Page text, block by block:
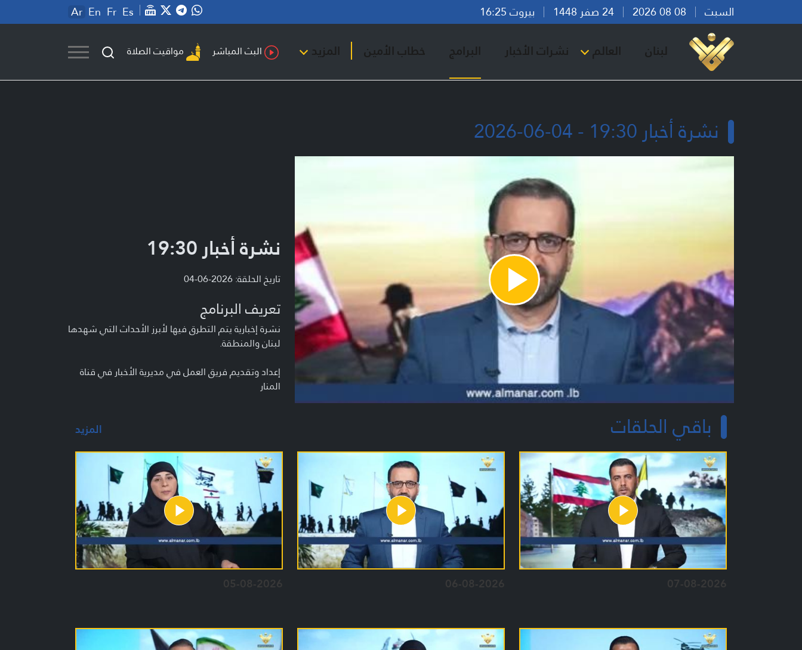
السبت بيروت 16:25 Ar En Fr Es
لبنان العالم نشرات الأخبار البرامج خطاب الأمين المزيد البث المباشر مواقيت الصلاة
نشرة أخبار 19:30 - 04-06-2026
Play
Video
نشرة أخبار 19:30
تاريخ الحلقة: 2026-06-04
تعريف البرنامج
نشرة إخبارية يتم التطرق فيها لأبرز الأحداث التي شهدها
لبنان والمنطقة.
إعداد وتقديم فريق العمل في مديرية الأخبار في قناة
المنار
باقي الحلقات المزيد
07-08-2026
06-08-2026
05-08-2026